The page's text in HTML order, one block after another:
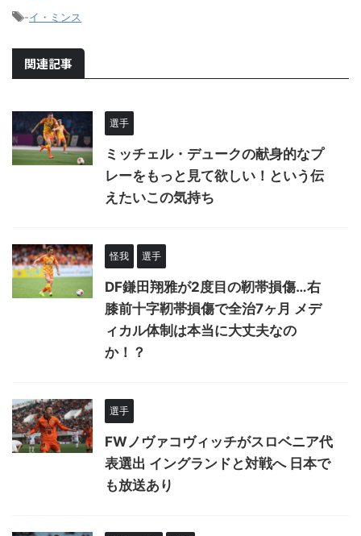
-イ・ミンス
関連記事
選手
ミッチェル・デュークの献身的なプ
レーをもっと見て欲しい！という伝
えたいこの気持ち
怪我 選手
DF鎌田翔雅が2度目の靭帯損傷…右
膝前十字靭帯損傷で全治7ヶ月 メデ
ィカル体制は本当に大丈夫なの
か！？
選手
FWノヴァコヴィッチがスロベニア代
表選出 イングランドと対戦へ 日本で
も放送あり